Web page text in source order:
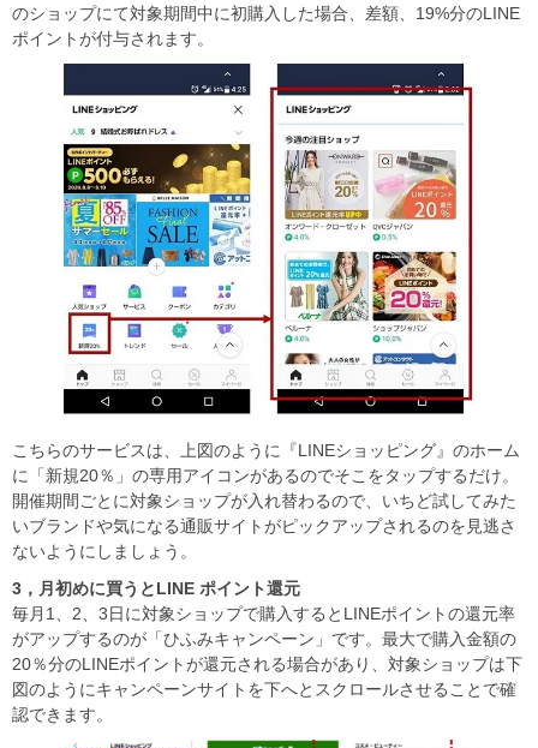
のショップにて対象期間中に初購入した場合、差額、19%分のLINE
ポイントが付与されます。
こちらのサービスは、上図のように『LINEショッピング』のホーム
に「新規20％」の専用アイコンがあるのでそこをタップするだけ。
開催期間ごとに対象ショップが入れ替わるので、いちど試してみた
いブランドや気になる通販サイトがピックアップされるのを見逃さ
ないようにしましょう。
3 ，月初めに買うとLINE ポイント還元
毎月1、2、3日に対象ショップで購入するとLINEポイントの還元率
がアップするのが「ひふみキャンペーン」です。最大で購入金額の
20％分のLINEポイントが還元される場合があり、対象ショップは下
図のようにキャンペーンサイトを下へとスクロールさせることで確
認できます。